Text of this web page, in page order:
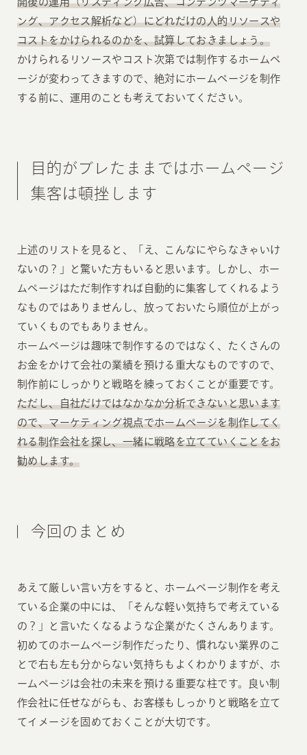
ング、アクセス解析など）にどれだけの人的リソースや
コストをかけられるのかを、試算しておきましょう。
かけられるリソースやコスト次第では制作するホームペ
ージが変わってきますので、絶対にホームページを制作
する前に、運用のことも考えておいてください。
目的がブレたままではホームページ
集客は頓挫します
上述のリストを見ると、「え、こんなにやらなきゃいけ
ないの？」と驚いた方もいると思います。しかし、ホー
ムページはただ制作すれば自動的に集客してくれるよう
なものではありませんし、放っておいたら順位が上がっ
ていくものでもありません。
ホームページは趣味で制作するのではなく、たくさんの
お金をかけて会社の業績を預ける重大なものですので、
制作前にしっかりと戦略を練っておくことが重要です。
ただし、自社だけではなかなか分析できないと思います
ので、マーケティング視点でホームページを制作してく
れる制作会社を探し、一緒に戦略を立てていくことをお
勧めします。
今回のまとめ
あえて厳しい言い方をすると、ホームページ制作を考え
ている企業の中には、「そんな軽い気持ちで考えている
の？」と言いたくなるような企業がたくさんあります。
初めてのホームページ制作だったり、慣れない業界のこ
とで右も左も分からない気持ちもよくわかりますが、ホ
ームページは会社の未来を預ける重要な柱です。良い制
作会社に任せながらも、お客様もしっかりと戦略を立て
てイメージを固めておくことが大切です。